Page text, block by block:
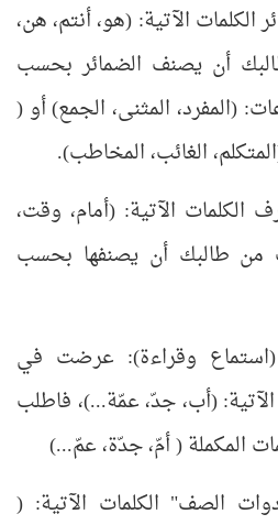
الآتية: (هو، أنتم، هن،
أن يصنف الضمائر بحسب
(المفرد، المثنى، الجمع) أو (
الغائب، المخاطب).
الآتية: (أمام، وقت،
من طالبك أن يصنفها بحسب
(استماع وقراءة): عرضت في
(أب، جدّ، عمّة...)، فاطلب
المكملة ( أمّ، جدّة، عمّ...)
الصف" الكلمات الآتية: (